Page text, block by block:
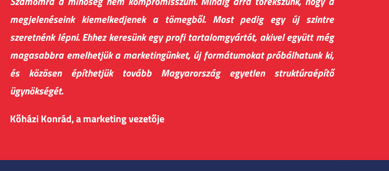
megjelenéseink kiemelkedjenek a tömegből. Most pedig egy új szintre
szeretnénk lépni. Ehhez keresünk egy profi tartalomgyártót, akivel együtt még
magasabbra emelhetjük a marketingünket, új formátumokat próbálhatunk ki,
és közösen építhetjük tovább Magyarország egyetlen struktúraépítő
ügynökségét.
Kőházi Konrád, a marketing vezetője